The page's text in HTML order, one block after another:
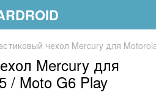
чехол Mercury для
Mercury для
/ Moto G6 Play